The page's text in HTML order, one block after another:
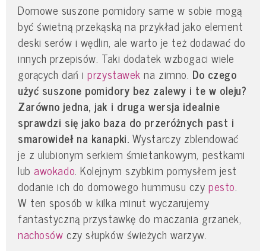
Domowe suszone pomidory same w sobie mogą
być świetną przekąską na przykład jako element
deski serów i wędlin, ale warto je też dodawać do
innych przepisów. Taki dodatek wzbogaci wiele
gorących dań iprzystawek na zimno. Do czego
użyć suszone pomidory bez zalewy i te w oleju?
Zarówno jedna, jak i druga wersja idealnie
sprawdzi się jako baza do przeróżnych past i
smarowideł na kanapki. Wystarczy zblendować
je z ulubionym serkiem śmietankowym, pestkami
lubawokado. Kolejnym szybkim pomysłem jest
dodanie ich do domowego hummusu czy pesto.
W ten sposób w kilka minut wyczarujemy
fantastyczną przystawkę do maczania grzanek,
nachosów czy słupków świeżych warzyw.